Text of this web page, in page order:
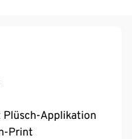
Plüsch-Applikation
Print